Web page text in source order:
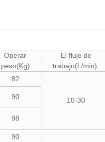
Operar
peso(Kg)
El flujo de
trabajo(L/min).
82
10-30
90
98
90